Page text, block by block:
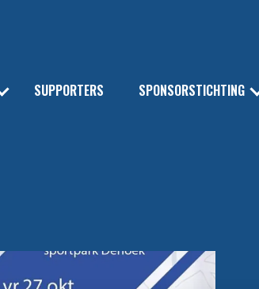
SUPPORTERS SPONSORSTICHTING